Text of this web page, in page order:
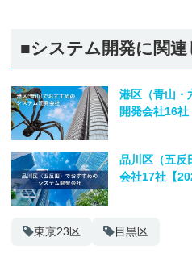
■システム開発に関連
港区（青山・
開発会社16社
品川区（五反
会社17社【
東京23区 目黒区